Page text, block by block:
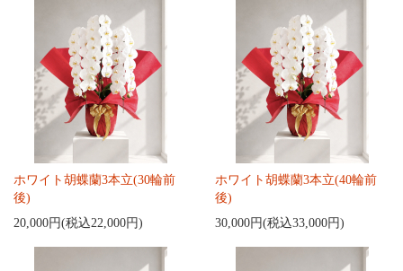
ホワイト胡蝶蘭3本立(30輪前
後)
20,000円(税込22,000円)
ホワイト胡蝶蘭3本立(40輪前
後)
30,000円(税込33,000円)